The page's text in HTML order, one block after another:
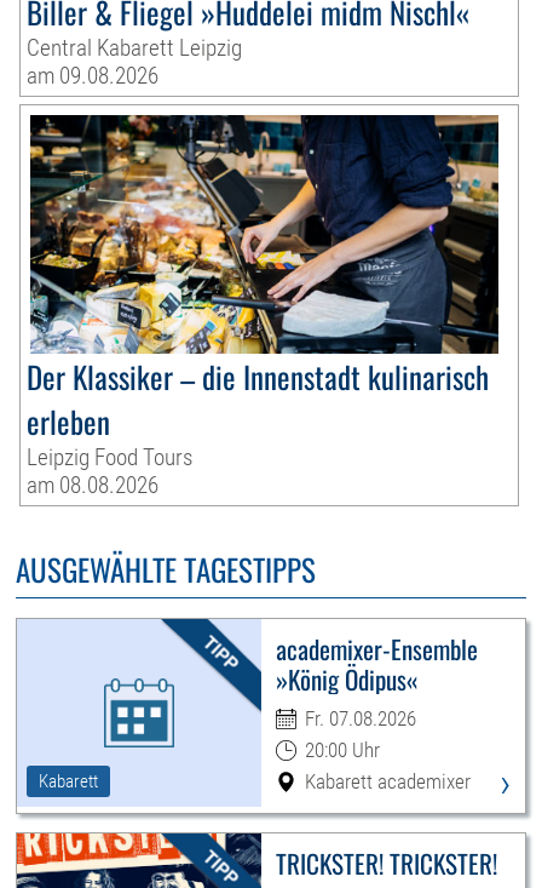
Biller & Fliegel »Huddelei midm Nischl«
Central Kabarett Leipzig
am 09.08.2026
Der Klassiker – die Innenstadt kulinarisch
erleben
Leipzig Food Tours
am 08.08.2026
AUSGEWÄHLTE TAGESTIPPS
Kabarett
academixer-Ensemble
»König Ödipus«
Fr. 07.08.2026
20:00 Uhr
Kabarett academixer
›
TRICKSTER! TRICKSTER!